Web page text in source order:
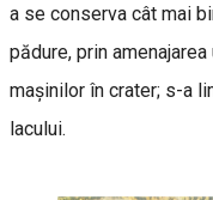
a se conserva cât mai
pădure, prin
mașinilor în crater; s-a
lacului.